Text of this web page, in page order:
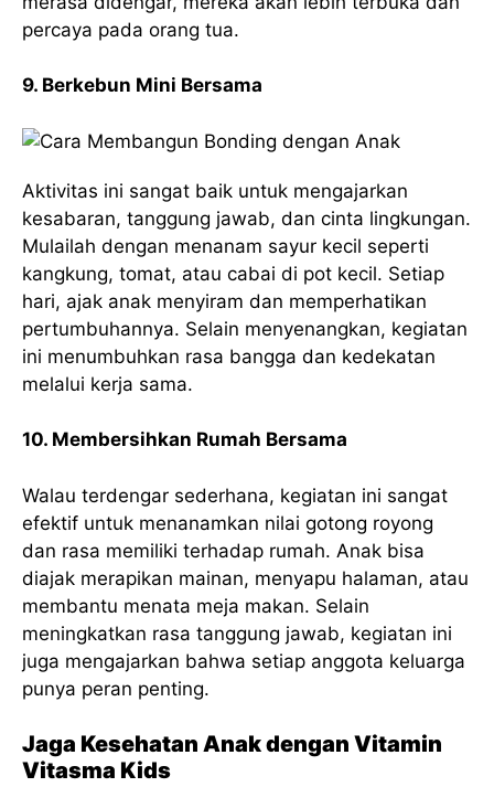
percaya pada orang tua.
9. Berkebun Mini Bersama
Aktivitas ini sangat baik untuk mengajarkan
kesabaran, tanggung jawab, dan cinta lingkungan.
Mulailah dengan menanam sayur kecil seperti
kangkung, tomat, atau cabai di pot kecil. Setiap
hari, ajak anak menyiram dan memperhatikan
pertumbuhannya. Selain menyenangkan, kegiatan
ini menumbuhkan rasa bangga dan kedekatan
melalui kerja sama.
10. Membersihkan Rumah Bersama
Walau terdengar sederhana, kegiatan ini sangat
efektif untuk menanamkan nilai gotong royong
dan rasa memiliki terhadap rumah. Anak bisa
diajak merapikan mainan, menyapu halaman, atau
membantu menata meja makan. Selain
meningkatkan rasa tanggung jawab, kegiatan ini
juga mengajarkan bahwa setiap anggota keluarga
punya peran penting.
Jaga Kesehatan Anak dengan Vitamin
Vitasma Kids